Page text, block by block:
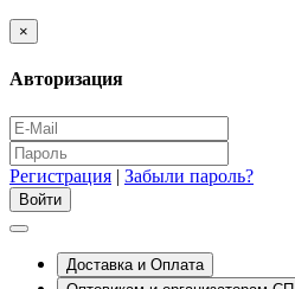
×
Авторизация
Регистрация | Забыли пароль?
Доставка и Оплата